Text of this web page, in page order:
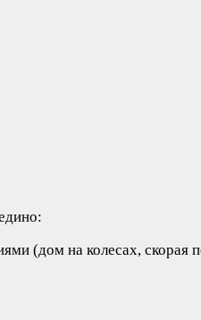
(дом на колесах, скорая